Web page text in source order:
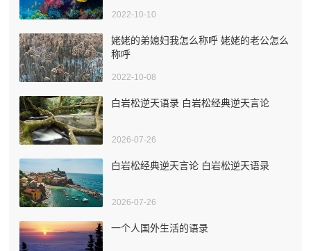
2022-10-10
姥姥的弟媳妇我怎么称呼 姥姥的老公怎么
称呼
2022-10-08
白岩松逆天语录 白岩松经典逆天言论
2026-07-26
白岩松经典逆天言论 白岩松逆天语录
2026-07-26
一个人国外生活的语录